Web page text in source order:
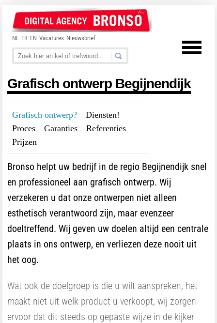
NL FR EN Vacatures Nieuwsbrief
Grafisch ontwerp Begijnendijk
Grafisch ontwerp? Diensten!
Proces
Garanties Referenties
Prijzen
Bronso helpt uw bedrijf in de regio Begijnendijk snel
en professioneel aan grafisch ontwerp. Wij
verzekeren u dat onze ontwerpen niet alleen
esthetisch verantwoord zijn, maar evenzeer
doeltreffend. Wij geven uw doelen altijd een centrale
plaats in ons ontwerp, en verliezen deze nooit uit
het oog.
Wat ook de doelgroep is die u wilt aanspreken, het
maakt niet uit welk product u verkoopt, wij zorgen
ervoor dat dit steeds op gepaste wijze in de kijker